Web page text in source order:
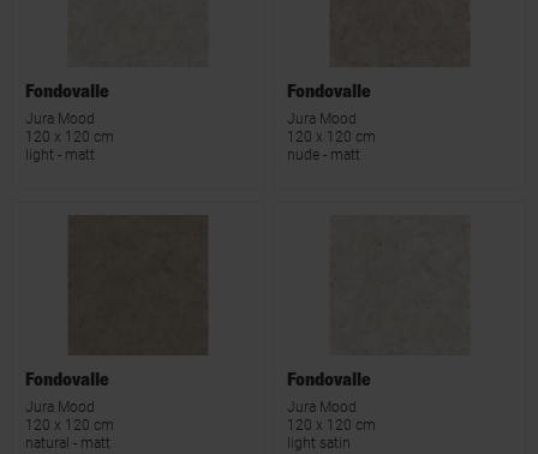
Fondovalle
Jura Mood
120 x 120 cm
light - matt
Fondovalle
Jura Mood
120 x 120 cm
nude - matt
Fondovalle
Jura Mood
120 x 120 cm
natural - matt
Fondovalle
Jura Mood
120 x 120 cm
light satin